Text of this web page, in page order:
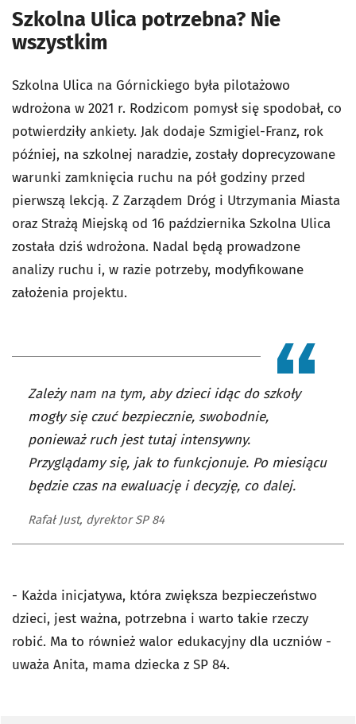
Szkolna Ulica potrzebna? Nie
wszystkim
Szkolna Ulica na Górnickiego była pilotażowo
wdrożona w 2021 r. Rodzicom pomysł się spodobał, co
potwierdziły ankiety. Jak dodaje Szmigiel-Franz, rok
później, na szkolnej naradzie, zostały doprecyzowane
warunki zamknięcia ruchu na pół godziny przed
pierwszą lekcją. Z Zarządem Dróg i Utrzymania Miasta
oraz Strażą Miejską od 16 października Szkolna Ulica
została dziś wdrożona. Nadal będą prowadzone
analizy ruchu i, w razie potrzeby, modyfikowane
założenia projektu.
Zależy nam na tym, aby dzieci idąc do szkoły
mogły się czuć bezpiecznie, swobodnie,
ponieważ ruch jest tutaj intensywny.
Przyglądamy się, jak to funkcjonuje. Po miesiącu
będzie czas na ewaluację i decyzję, co dalej.
Rafał Just, dyrektor SP 84
- Każda inicjatywa, która zwiększa bezpieczeństwo
dzieci, jest ważna, potrzebna i warto takie rzeczy
robić. Ma to również walor edukacyjny dla uczniów -
uważa Anita, mama dziecka z SP 84.